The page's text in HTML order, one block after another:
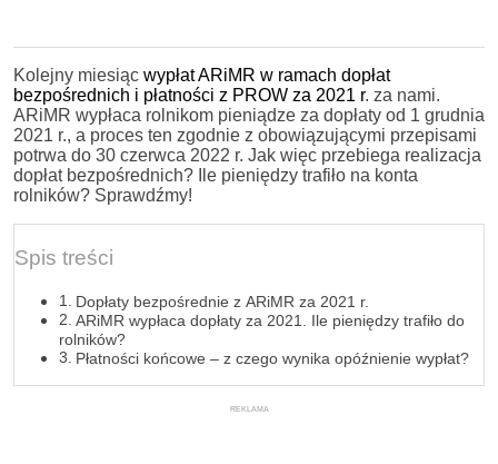
Kolejny miesiąc wypłat ARiMR w ramach dopłat
bezpośrednich i płatności z PROW za 2021 r. za nami.
ARiMR wypłaca rolnikom pieniądze za dopłaty od 1 grudnia
2021 r., a proces ten zgodnie z obowiązującymi przepisami
potrwa do 30 czerwca 2022 r. Jak więc przebiega realizacja
dopłat bezpośrednich? Ile pieniędzy trafiło na konta
rolników? Sprawdźmy!
Spis treści
Dopłaty bezpośrednie z ARiMR za 2021 r.
ARiMR wypłaca dopłaty za 2021. Ile pieniędzy trafiło do
rolników?
Płatności końcowe – z czego wynika opóźnienie wypłat?
REKLAMA